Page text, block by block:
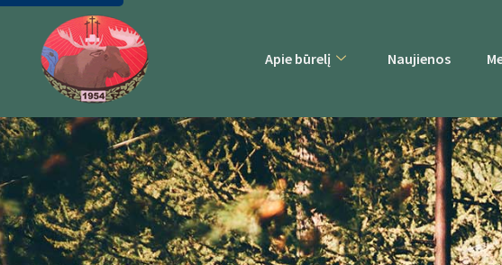
Apie būrelį Naujienos